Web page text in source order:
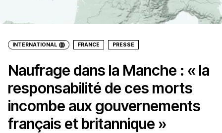
INTERNATIONAL FRANCE PRESSE
Naufrage dans la Manche : « la
responsabilité de ces morts
incombe aux gouvernements
français et britannique »